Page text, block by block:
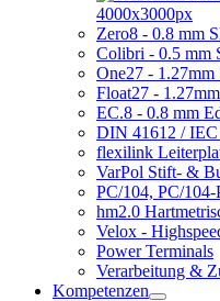
Zero8 - 0.8 mm
Colibri - 0.5 mm
One27 -
Float27 -
EC.8 - 0.8 mm
DIN 41612 / IEC
flexilink
VarPol Stift- &
PC/104, PC/104-
hm2.0
Velox -
Power Terminals
Verarbeitung &
Kompetenzen